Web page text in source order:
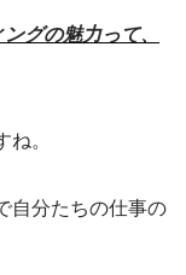
グの魅力って、
。
自分たちの仕事の